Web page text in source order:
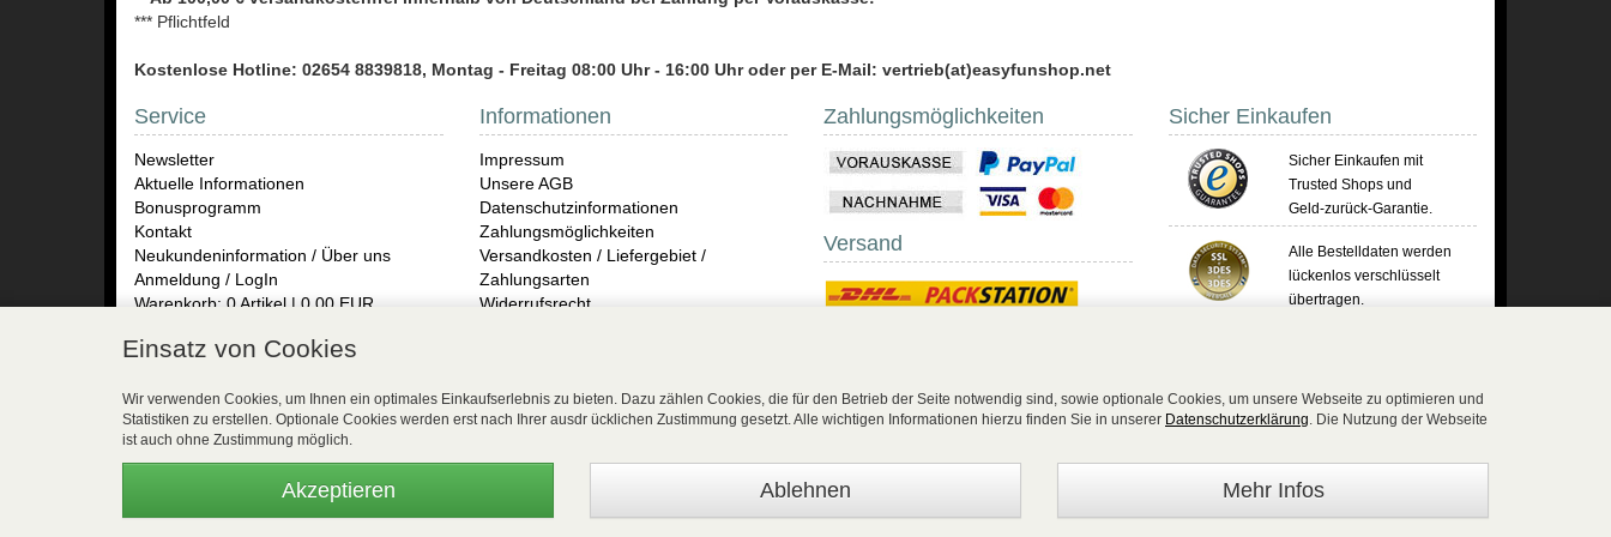
*** Pflichtfeld
Kostenlose Hotline: 02654 8839818, Montag - Freitag 08:00 Uhr - 16:00 Uhr oder per E-Mail: vertrieb(at)easyfunshop.net
Service
Newsletter
Aktuelle Informationen
Bonusprogramm
Kontakt
Neukundeninformation / Über uns
Anmeldung / LogIn
Warenkorb: 0 Artikel | 0,00 EUR
Informationen
Impressum
Unsere AGB
Datenschutzinformationen
Zahlungsmöglichkeiten
Versandkosten / Liefergebiet /
Zahlungsarten
Widerrufsrecht
Presse
Zahlungsmöglichkeiten
Versand
Sicher Einkaufen
Sicher Einkaufen mit
Trusted Shops und
Geld-zurück-Garantie.
Alle Bestelldaten werden
lückenlos verschlüsselt
übertragen.
WEBSALE Shopsystem- © Alle Rechte vorbehalten | EasyFunShop - August-Horch-Straße 9 - D-56751 Polch - Tel: +49 (0)2654 8839818 - Fax: 02654 883 9820 -
www.easyfunshop.net - vertrieb(at)easyfunshop.net
Einsatz von Cookies
Wir verwenden Cookies, um Ihnen ein optimales Einkaufserlebnis zu bieten. Dazu zählen Cookies, die für den Betrieb der Seite notwendig sind, sowie optionale Cookies, um unsere Webseite zu optimieren und
Statistiken zu erstellen. Optionale Cookies werden erst nach Ihrer ausdr ücklichen Zustimmung gesetzt. Alle wichtigen Informationen hierzu finden Sie in unserer Datenschutzerklärung. Die Nutzung der Webseite
ist auch ohne Zustimmung möglich.
Akzeptieren Mehr Infos